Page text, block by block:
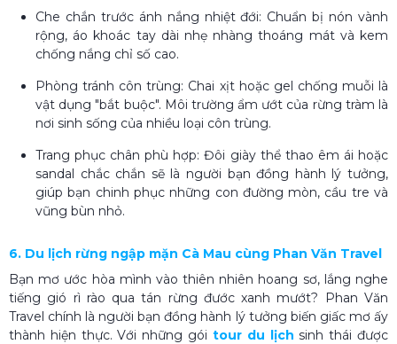
Che chắn trước ánh nắng nhiệt đới: Chuẩn bị nón vành
rộng, áo khoác tay dài nhẹ nhàng thoáng mát và kem
chống nắng chỉ số cao.
Phòng tránh côn trùng: Chai xịt hoặc gel chống muỗi là
vật dụng "bắt buộc". Môi trường ẩm ướt của rừng tràm là
nơi sinh sống của nhiều loại côn trùng.
Trang phục chân phù hợp: Đôi giày thể thao êm ái hoặc
sandal chắc chắn sẽ là người bạn đồng hành lý tưởng,
giúp bạn chinh phục những con đường mòn, cầu tre và
vũng bùn nhỏ.
6. Du lịch rừng ngập mặn Cà Mau​ cùng Phan Văn Travel
Bạn mơ ước hòa mình vào thiên nhiên hoang sơ, lắng nghe
tiếng gió rì rào qua tán rừng đước xanh mướt? Phan Văn
Travel chính là người bạn đồng hành lý tưởng biến giấc mơ ấy
thành hiện thực.Với những gói tour du lịch sinh thái được